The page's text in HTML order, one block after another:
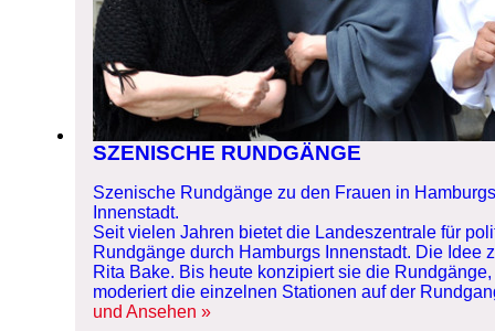
SZENISCHE RUNDGÄNGE
Szenische Rundgänge zu den Frauen in
Innenstadt.
Seit vielen Jahren bietet die Landeszentrale für
Rundgänge durch Hamburgs Innenstadt. Die Idee
Rita Bake. Bis heute konzipiert sie die
moderiert die einzelnen Stationen auf der
und Ansehen